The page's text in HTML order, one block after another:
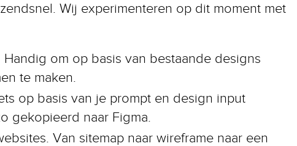
Wij experimenteren op dit moment met
om op basis van bestaande designs
te maken.
op basis van je prompt en design input
gekopieerd naar Figma.
Van sitemap naar wireframe naar een